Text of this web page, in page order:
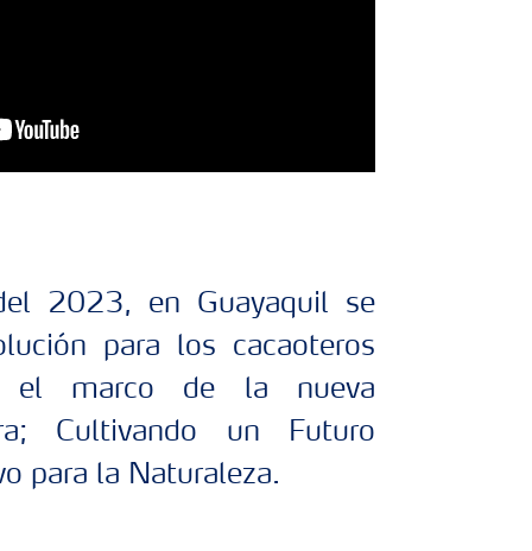
2023, en Guayaquil se
para los cacaoteros
el marco de la nueva
Cultivando un Futuro
para la Naturaleza.